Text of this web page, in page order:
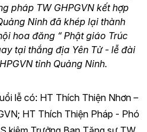
pháp TW GHPGVN kết hợp
Ninh đã khép lại thành
hoa đăng “ Phật giáo Trúc
tại thắng địa Yên Tử - lễ đài
tỉnh Quảng Ninh.
lễ có: HT Thích Thiện Nhơn –
HT Thích Thiện Pháp - Phó